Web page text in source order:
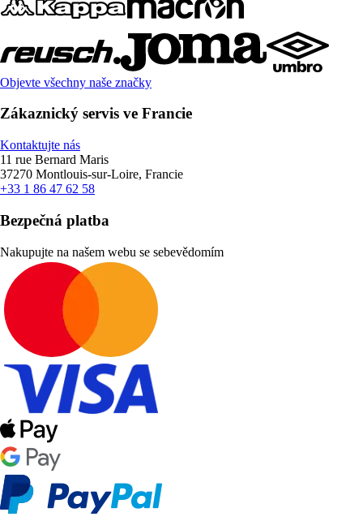
Objevte všechny naše značky
Zákaznický servis ve Francie
Kontaktujte nás
11 rue Bernard Maris
37270 Montlouis-sur-Loire, Francie
+33 1 86 47 62 58
Bezpečná platba
Nakupujte na našem webu se sebevědomím